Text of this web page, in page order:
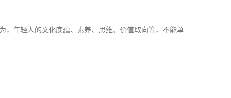
，年轻人的文化底蕴、素养、思维、价值取向等，不能单